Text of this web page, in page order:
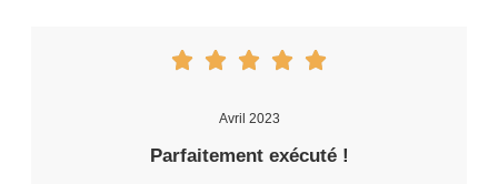
Avril 2023
Parfaitement exécuté !